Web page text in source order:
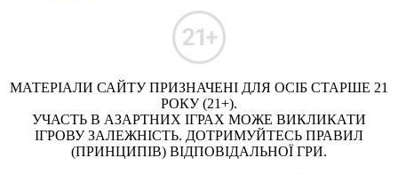
МАТЕРІАЛИ САЙТУ ПРИЗНАЧЕНІ ДЛЯ ОСІБ СТАРШЕ 21
РОКУ (21+).
УЧАСТЬ В АЗАРТНИХ ІГРАХ МОЖЕ ВИКЛИКАТИ
ІГРОВУ ЗАЛЕЖНІСТЬ. ДОТРИМУЙТЕСЬ ПРАВИЛ
(ПРИНЦИПІВ) ВІДПОВІДАЛЬНОЇ ГРИ.